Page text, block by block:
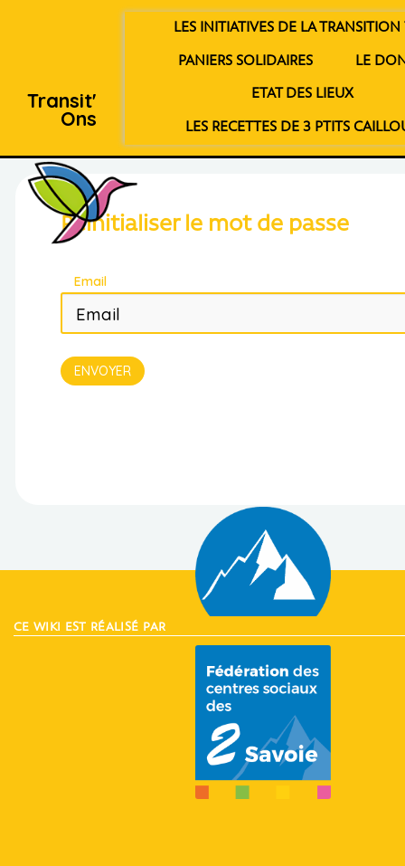
Transit'
Ons
LES INITIATIVES DE LA TRANSITION
PANIERS SOLIDAIRES LE
ETAT DES LIEUX
LES RECETTES DE 3 PTITS
Réinitialiser le mot de passe
Email
ENVOYER
CE WIKI EST RÉALISÉ PAR